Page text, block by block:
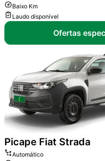
Baixo Km
Laudo disponível
Ofertas
Picape Fiat Strada
Automático